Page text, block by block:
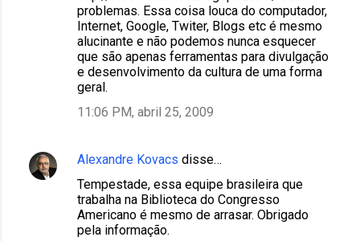
problemas. Essa coisa louca do computador,
Internet, Google, Twiter, Blogs etc é mesmo
alucinante e não podemos nunca esquecer
que são apenas ferramentas para divulgação
e desenvolvimento da cultura de uma forma
geral.
11:06 PM, abril 25, 2009
Alexandre Kovacs disse…
Tempestade, essa equipe brasileira que
trabalha na Biblioteca do Congresso
Americano é mesmo de arrasar. Obrigado
pela informação.